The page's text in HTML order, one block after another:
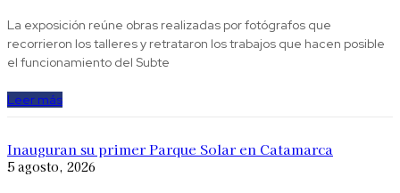
La exposición reúne obras realizadas por fotógrafos que
recorrieron los talleres y retrataron los trabajos que hacen posible
el funcionamiento del Subte
Leer más
Inauguran su primer Parque Solar en Catamarca
5 agosto, 2026